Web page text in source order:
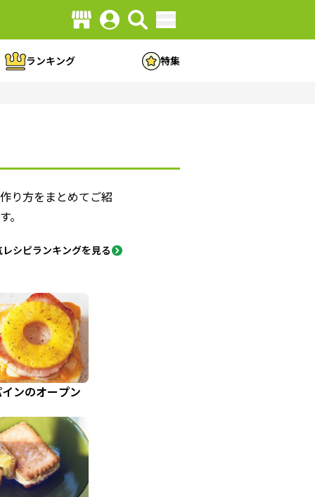
ランキング 特集
り方をまとめてご紹
シピランキングを見る
ンのオープン